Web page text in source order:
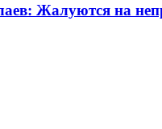
Жалуются на